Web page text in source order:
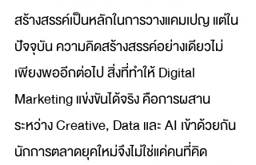
สร้างสรรค์เป็นหลักในการวางแคมเปญ แต่ใน
ปัจจุบัน ความคิดสร้างสรรค์อย่างเดียวไม่
เพียงพออีกต่อไป สิ่งที่ทำให้ Digital
Marketing แข่งขันได้จริง คือการผสาน
ระหว่าง Creative, Data และ AI เข้าด้วยกัน
นักการตลาดยุคใหม่จึงไม่ใช่แค่คนที่คิด